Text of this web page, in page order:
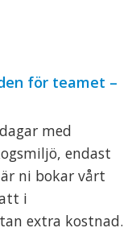
för teamet –
med
endast
ni bokar vårt
i
extra kostnad.